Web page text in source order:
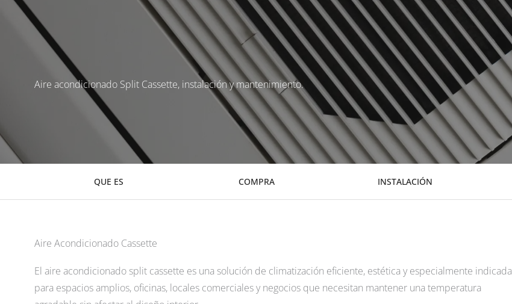
Aire acondicionado Split Cassette, instalación y mantenimiento.
QUE ES COMPRA INSTALACIÓN
Aire Acondicionado Cassette
El aire acondicionado split cassette es una solución de climatización eficiente, estética y especialmente indicada
para espacios amplios, oficinas, locales comerciales y negocios que necesitan mantener una temperatura